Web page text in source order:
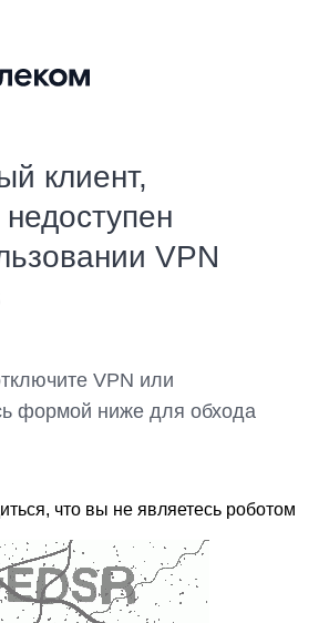
клиент,
VPN
VPN или
формой ниже для обхода
что вы не являетесь роботом